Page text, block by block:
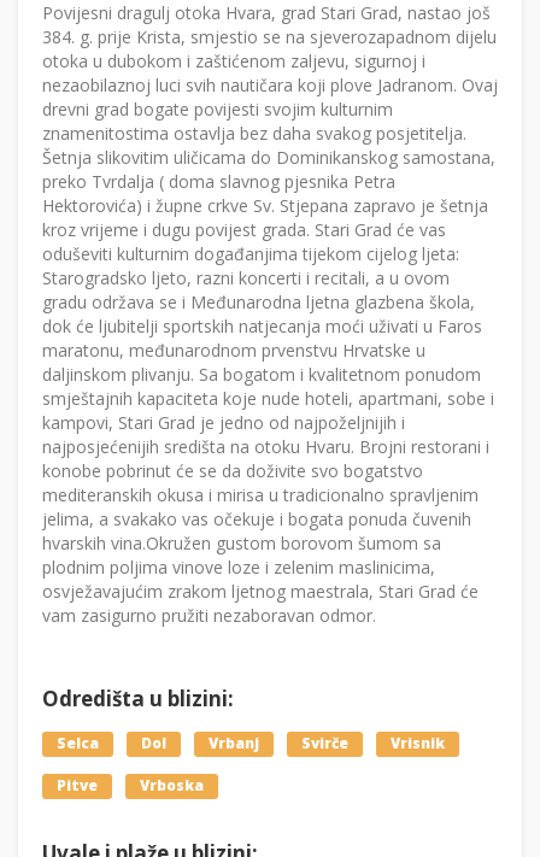
Povijesni dragulj otoka Hvara, grad Stari Grad, nastao još
384. g. prije Krista, smjestio se na sjeverozapadnom dijelu
otoka u dubokom i zaštićenom zaljevu, sigurnoj i
nezaobilaznoj luci svih nautičara koji plove Jadranom. Ovaj
drevni grad bogate povijesti svojim kulturnim
znamenitostima ostavlja bez daha svakog posjetitelja.
Šetnja slikovitim uličicama do Dominikanskog samostana,
preko Tvrdalja ( doma slavnog pjesnika Petra
Hektorovića) i župne crkve Sv. Stjepana zapravo je šetnja
kroz vrijeme i dugu povijest grada. Stari Grad će vas
oduševiti kulturnim događanjima tijekom cijelog ljeta:
Starogradsko ljeto, razni koncerti i recitali, a u ovom
gradu održava se i Međunarodna ljetna glazbena škola,
dok će ljubitelji sportskih natjecanja moći uživati u Faros
maratonu, međunarodnom prvenstvu Hrvatske u
daljinskom plivanju. Sa bogatom i kvalitetnom ponudom
smještajnih kapaciteta koje nude hoteli, apartmani, sobe i
kampovi, Stari Grad je jedno od najpoželjnijih i
najposjećenijih središta na otoku Hvaru. Brojni restorani i
konobe pobrinut će se da doživite svo bogatstvo
mediteranskih okusa i mirisa u tradicionalno spravljenim
jelima, a svakako vas očekuje i bogata ponuda čuvenih
hvarskih vina.Okružen gustom borovom šumom sa
plodnim poljima vinove loze i zelenim maslinicima,
osvježavajućim zrakom ljetnog maestrala, Stari Grad će
vam zasigurno pružiti nezaboravan odmor.
Odredišta u blizini:
Selca Dol Vrbanj Svirče Vrisnik
Pitve Vrboska